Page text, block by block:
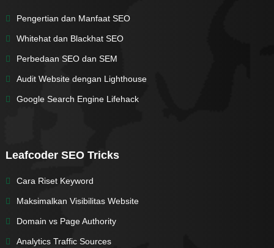
Pengertian dan Manfaat SEO
Whitehat dan Blackhat SEO
Perbedaan SEO dan SEM
Audit Website dengan Lighthouse
Google Search Engine Lifehack
Leafcoder SEO Tricks
Cara Riset Keyword
Maksimalkan Visibilitas Website
Domain vs Page Authority
Analytics Traffic Sources